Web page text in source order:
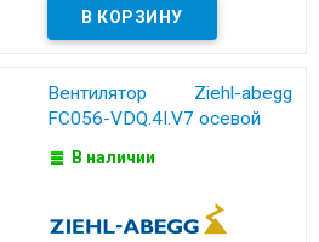
Вентилятор Ziehl-abegg
FC056-VDQ.4I.V7 осевой
В наличии